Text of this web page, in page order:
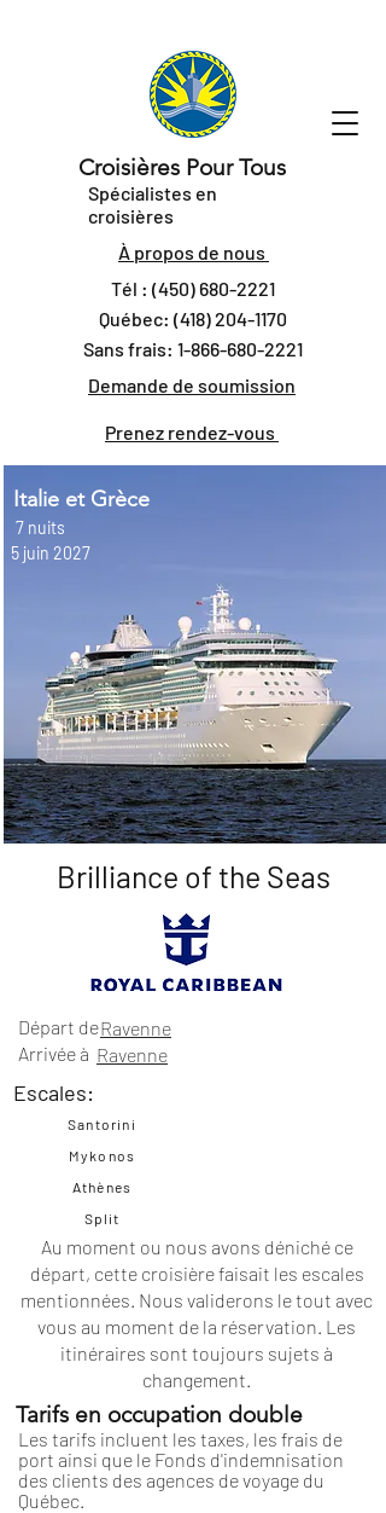
Croisières Pour Tous
Spécialistes en
croisières
À propos de nous
Tél : (450) 680-2221
Québec: (418) 204-1170
Sans frais: 1-866-680-2221
Demande de soumission
Prenez rendez-vous
Italie et Grèce
7 nuits
5 juin 2027
Brilliance of the Seas
Départ de
Arrivée à
Ravenne
Ravenne
Escales:
Santorini
Mykonos
Athènes
Split
Au moment ou nous avons déniché ce
départ, cette croisière faisait les escales
mentionnées. Nous validerons le tout avec
vous au moment de la réservation. Les
itinéraires sont toujours sujets à
changement.
Tarifs en occupation double
Les tarifs incluent les taxes, les frais de
port ainsi que le Fonds d'indemnisation
des clients des agences de voyage du
Québec.